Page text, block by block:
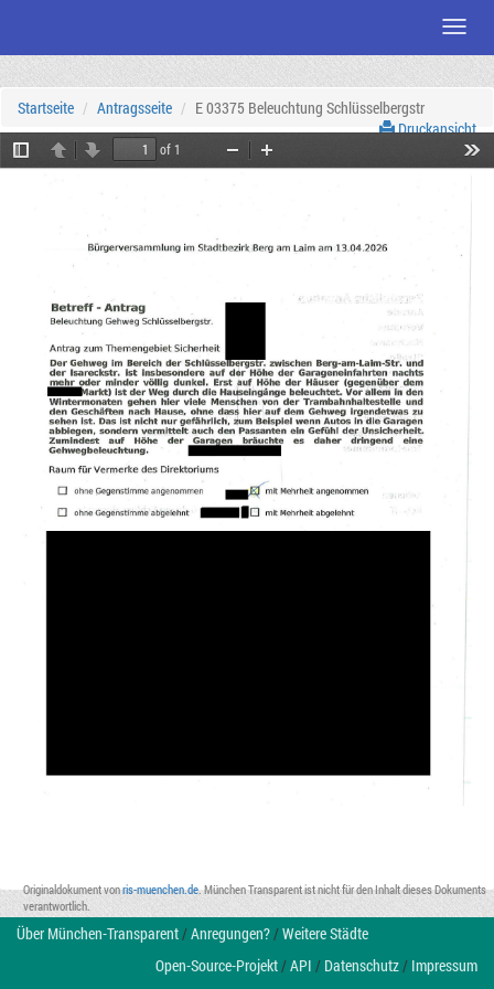
Zum
Seiteninhalt
Startseite Antragsseite
E 03375 Beleuchtung Schlüsselbergstr
Druckansicht
TogglePreviousNext
of 1
Zoom Zoom
Originaldokument vonris-muenchen.de. München Transparent ist nicht für den Inhalt dieses Dokuments
verantwortlich.
Über München-Transparent/Anregungen?/Weitere Städte
Open-Source-Projekt/API / Datenschutz/ Impressum